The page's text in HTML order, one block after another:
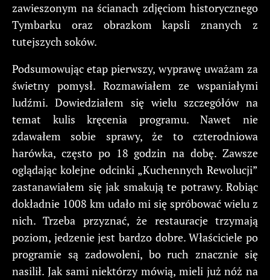
zawieszonym na ścianach zdjęciom historycznego
Tymbarku oraz obrazkom kapsli znanych z
tutejszych soków.
Podsumowując etap pierwszy, wyprawę uważam za
świetny pomysł. Rozmawiałem ze wspaniałymi
ludźmi. Dowiedziałem się wielu szczegółów na
temat kulis kręcenia programu. Nawet nie
zdawałem sobie sprawy, że to czterodniowa
harówka, często po 18 godzin na dobę. Zawsze
oglądając kolejne odcinki „Kuchennych Rewolucji”
zastanawiałem się jak smakują te potrawy. Robiąc
dokładnie 1008 km udało mi się spróbować wielu z
nich. Trzeba przyznać, że restauracje trzymają
poziom, jedzenie jest bardzo dobre. Właściciele po
programie są zadowoleni, bo ruch znacznie się
nasilił. Jak sami niektórzy mówią, mieli już nóż na